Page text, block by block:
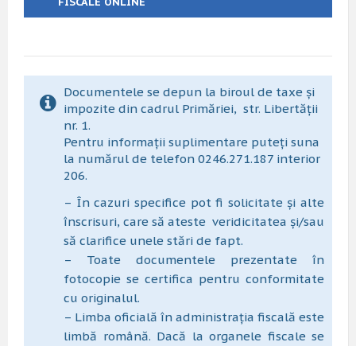
Documentele se depun la biroul de taxe și
impozite din cadrul Primăriei, str. Libertății
nr. 1.
Pentru informații suplimentare puteți suna
la numărul de telefon 0246.271.187 interior
206.
– În cazuri specifice pot fi solicitate și alte
înscrisuri, care să ateste veridicitatea și/sau
să clarifice unele stări de fapt.
– Toate documentele prezentate în
fotocopie se certifica pentru conformitate
cu originalul.
– Limba oficială în administrația fiscală este
limbă română. Dacă la organele fiscale se